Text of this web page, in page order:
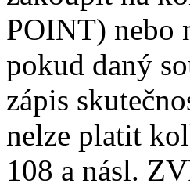
POINT) nebo
pokud daný
zápis
nelze platit
108 a násl.